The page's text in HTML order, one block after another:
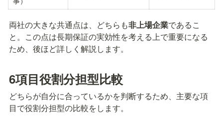
両社の大きな共通点は、どちらも非上場企業であるこ
と。この点は長期保証の実効性を考える上で重要になる
ため、後ほど詳しく解説します。
6項目役割分担型比較
どちらが自分に合っているかを判断するため、主要な項
目で役割分担型の比較をします。